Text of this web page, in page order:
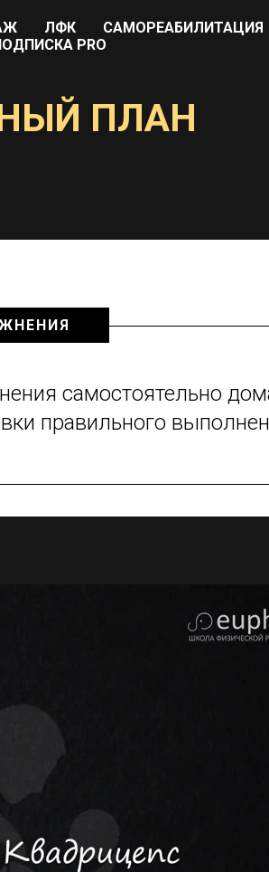
ЛФК
САМОРЕАБИЛИТАЦИЯ
PRO
ПЛАН
самостоятельно
правильного